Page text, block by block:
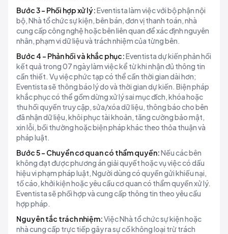
Bước 3 - Phối hợp xử lý:Eventista làm việc với bộ phận nội
bộ, Nhà tổ chức sự kiện, bên bán, đơn vị thanh toán, nhà
cung cấp công nghệ hoặc bên liên quan để xác định nguyên
nhân, phạm vi dữ liệu và trách nhiệm của từng bên.
Bước 4 - Phản hồi và khắc phục:Eventista dự kiến phản hồi
kết quả trong 07 ngày làm việc kể từ khi nhận đủ thông tin
cần thiết. Vụ việc phức tạp có thể cần thời gian dài hơn;
Eventista sẽ thông báo lý do và thời gian dự kiến. Biện pháp
khắc phục có thể gồm dừng xử lý sai mục đích, khóa hoặc
thu hồi quyền truy cập, sửa/xóa dữ liệu, thông báo cho bên
đã nhận dữ liệu, khôi phục tài khoản, tăng cường bảo mật,
xin lỗi, bồi thường hoặc biện pháp khác theo thỏa thuận và
pháp luật.
Bước 5 - Chuyển cơ quan có thẩm quyền:Nếu các bên
không đạt được phương án giải quyết hoặc vụ việc có dấu
hiệu vi phạm pháp luật, Người dùng có quyền gửi khiếu nại,
tố cáo, khởi kiện hoặc yêu cầu cơ quan có thẩm quyền xử lý.
Eventista sẽ phối hợp và cung cấp thông tin theo yêu cầu
hợp pháp.
Nguyên tắc trách nhiệm:Việc Nhà tổ chức sự kiện hoặc
nhà cung cấp trực tiếp gây ra sự cố không loại trừ trách